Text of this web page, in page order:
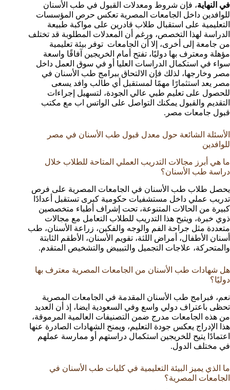
في النهاية، فإن شروط ومعدلات القبول في طب الأسنان
للوافدين داخل الجامعات المصرية تعكس حرص المؤسسات
التعليمية على استقبال طلاب قادرين على مواكبة طبيعة
الدراسة لهذا التخصص، ورغم أن المعدلات المطلوبة قد تختلف
من جامعة إلى أخرى، إلا أن الجامعات توفر بيئة تعليمية
مؤهلة ومعترف بها دوليًا، تفتح أمام الخريجين آفاقًا واسعة
سواء في استكمال الدراسات العليا أو في سوق العمل داخل
مصر وخارجها، لذلك فإن الالتحاق ببرامج طب الأسنان في
مصر يعد استثمارًا مهمًا لمستقبل أي طالب وافد يسعى
للحصول على تعليم طبي عالي الجودة، لتسهيل إجراءات
التقديم والقبول يمكنك التواصل على الواتس اب مع مكتب
قبول جامعات مصر.
الأسئلة الشائعة حول معدل قبول طب الأسنان في مصر
للوافدين
ما هي أبرز مجالات التدريب العملي المتاحة للطلاب خلال
دراسة طب الأسنان؟
يحصل طلاب طب الأسنان في الجامعات المصرية على فرص
تدريب عملي داخل مستشفيات حكومية كبرى تستقبل أعدادًا
كبيرة من الحالات المتنوعة، تحت إشراف أطباء متخصصين
ذوي خبرة، ويتيح هذا التدريب للطلاب التعامل مع مجالات
متعددة مثل جراحة الفم والوجه والفكين، زراعة الأسنان، طب
أسنان الأطفال، أمراض اللثة، تقويم الأسنان، الأطقم الثابتة
والمتحركة، علاجات التجميل والتبييض والتشخيص المتقدم.
هل شهادات طب الأسنان من الجامعات المصرية معترف بها
دوليًا؟
نعم، فبرامج طب الأسنان المقدمة في الجامعات المصرية
تحظى باعتراف دولي واسع وفي السعودية ايضا، إذ أن العديد
من هذه الجامعات مدرج ضمن التصنيفات العالمية المرموقة،
هذا الإدراج يعكس جودة التعليم، ويمنح الشهادات الصادرة عنها
اعتمادًا يتيح للخريجين استكمال دراستهم أو ممارسة عملهم
في مختلف الدول.
ما الذي يميز البيئة التعليمية في كليات طب الأسنان في
الجامعات المصرية؟